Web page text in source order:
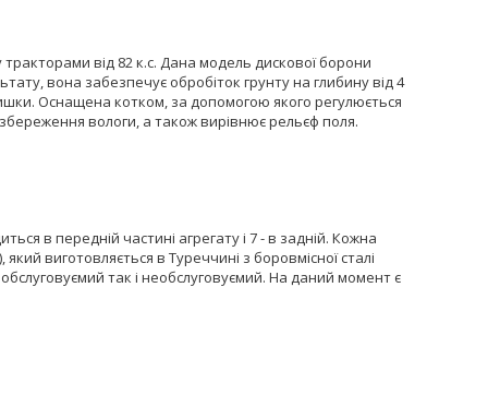
від 82 к.с. Дана модель дискової борони
вона забезпечує обробіток грунту на глибину від 4
Оснащена котком, за допомогою якого регулюється
вологи, а також вирівнює рельєф поля.
в передній частині агрегату і 7 - в задній. Кожна
виготовляється в Туреччині з боровмісної сталі
так і необслуговуємий. На даний момент є